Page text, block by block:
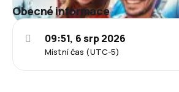
Obecné informace
Místní čas (UTC-5)
09:51, 6 srp 2026